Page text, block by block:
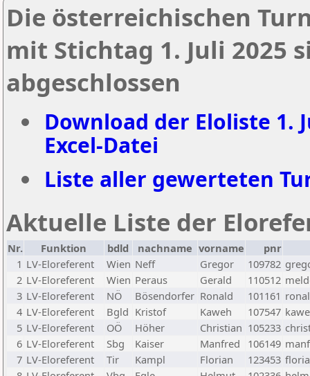
Die österreichischen
mit Stichtag 1. Juli 2025
abgeschlossen
Download der Eloliste 1.
Excel-Datei
Liste aller gewerteten
Aktuelle Liste der
Nr. Funktion bdld nachname vorname
pnr
1 LV-Eloreferent Wien Neff Gregor 109782
2 LV-Eloreferent Wien Peraus Gerald 110512
3 LV-Eloreferent NÖ Bösendorfer Ronald 101161
4 LV-Eloreferent Bgld Kristof Kaweh 107547
5 LV-Eloreferent OÖ Höher Christian 105233
6 LV-Eloreferent Sbg Kaiser Manfred 106149
7 LV-Eloreferent Tir Kampl Florian 123453